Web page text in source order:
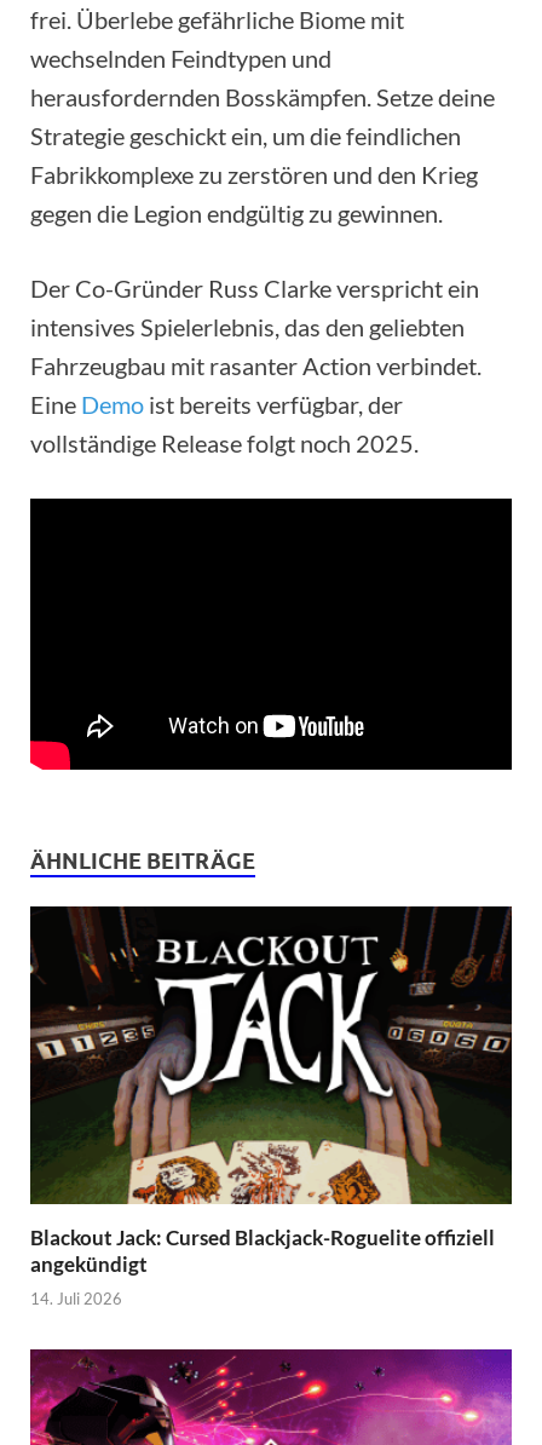
frei. Überlebe gefährliche Biome mit
wechselnden Feindtypen und
herausfordernden Bosskämpfen. Setze deine
Strategie geschickt ein, um die feindlichen
Fabrikkomplexe zu zerstören und den Krieg
gegen die Legion endgültig zu gewinnen.
Der Co-Gründer Russ Clarke verspricht ein
intensives Spielerlebnis, das den geliebten
Fahrzeugbau mit rasanter Action verbindet.
Eine Demo ist bereits verfügbar, der
vollständige Release folgt noch 2025.
ÄHNLICHE BEITRÄGE
Blackout Jack: Cursed Blackjack-Roguelite offiziell
angekündigt
14. Juli 2026